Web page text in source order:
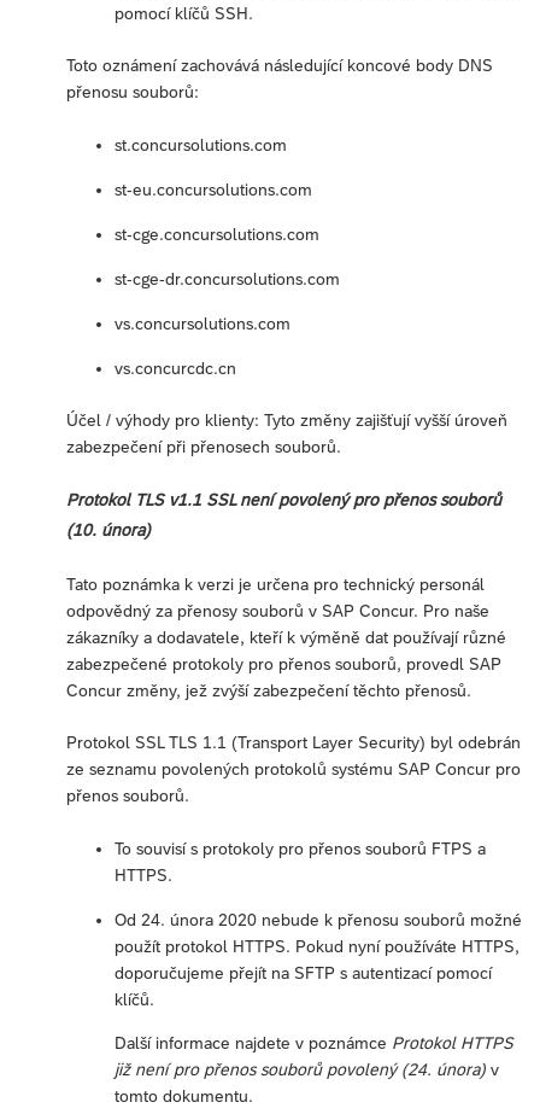
pomocí klíčů SSH.
Toto oznámení zachovává následující koncové body DNS
přenosu souborů:
st.concursolutions.com
st-eu.concursolutions.com
st-cge.concursolutions.com
st-cge-dr.concursolutions.com
vs.concursolutions.com
vs.concurcdc.cn
Účel / výhody pro klienty: Tyto změny zajišťují vyšší úroveň
zabezpečení při přenosech souborů.
Protokol TLS v1.1 SSL není povolený pro přenos souborů
(10. února)
Tato poznámka k verzi je určena pro technický personál
odpovědný za přenosy souborů v SAP Concur. Pro naše
zákazníky a dodavatele, kteří k výměně dat používají různé
zabezpečené protokoly pro přenos souborů, provedl SAP
Concur změny, jež zvýší zabezpečení těchto přenosů.
Protokol SSL TLS 1.1 (Transport Layer Security) byl odebrán
ze seznamu povolených protokolů systému SAP Concur pro
přenos souborů.
To souvisí s protokoly pro přenos souborů FTPS a
HTTPS.
Od 24. února 2020 nebude k přenosu souborů možné
použít protokol HTTPS. Pokud nyní používáte HTTPS,
doporučujeme přejít na SFTP s autentizací pomocí
klíčů.
Další informace najdete v poznámce Protokol HTTPS
již není pro přenos souborů povolený (24. února) v
tomto dokumentu.